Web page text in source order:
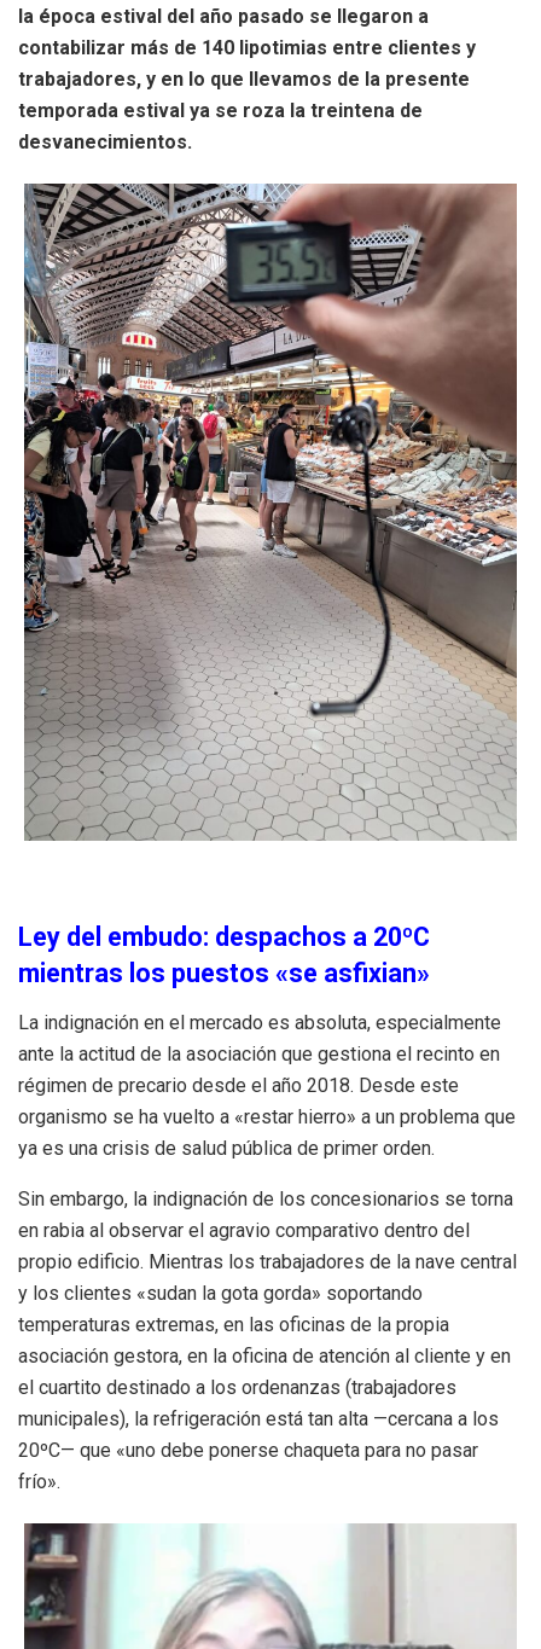
la época estival del año pasado se llegaron a
contabilizar más de 140 lipotimias entre clientes y
trabajadores, y en lo que llevamos de la presente
temporada estival ya se roza la treintena de
desvanecimientos.
Ley del embudo: despachos a 20ºC
mientras los puestos «se asfixian»
La indignación en el mercado es absoluta, especialmente
ante la actitud de la asociación que gestiona el recinto en
régimen de precario desde el año 2018. Desde este
organismo se ha vuelto a «restar hierro» a un problema que
ya es una crisis de salud pública de primer orden.
Sin embargo, la indignación de los concesionarios se torna
en rabia al observar el agravio comparativo dentro del
propio edificio. Mientras los trabajadores de la nave central
y los clientes «sudan la gota gorda» soportando
temperaturas extremas, en las oficinas de la propia
asociación gestora, en la oficina de atención al cliente y en
el cuartito destinado a los ordenanzas (trabajadores
municipales), la refrigeración está tan alta —cercana a los
20ºC— que «uno debe ponerse chaqueta para no pasar
frío».